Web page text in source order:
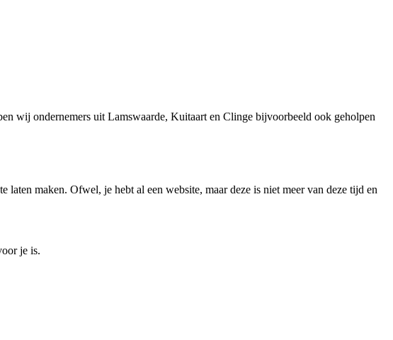
wij ondernemers uit Lamswaarde, Kuitaart en Clinge bijvoorbeeld ook geholpen
maken. Ofwel, je hebt al een website, maar deze is niet meer van deze tijd en
je is.